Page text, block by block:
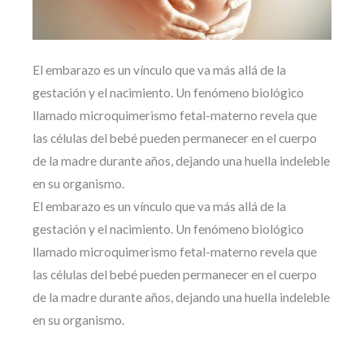
El embarazo es un vínculo que va más allá de la
gestación y el nacimiento. Un fenómeno biológico
llamado microquimerismo fetal-materno revela que
las células del bebé pueden permanecer en el cuerpo
de la madre durante años, dejando una huella indeleble
en su organismo.
El embarazo es un vínculo que va más allá de la
gestación y el nacimiento. Un fenómeno biológico
llamado microquimerismo fetal-materno revela que
las células del bebé pueden permanecer en el cuerpo
de la madre durante años, dejando una huella indeleble
en su organismo.